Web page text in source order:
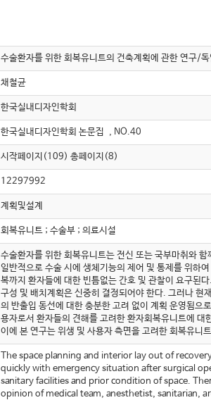
수술환자를 위한 회복유니트의 건축계획에 관한 연
채철균
한국실내디자인학회
한국실내디자인학회 논문집 , NO.40
시작페이지(109) 총페이지(8)
12297992
계획및설계
회복유니트 ; 수술부 ; 의료시설
수술환자를 위한 회복유니트는 전신 또는 국부마취와
일반적으로 수술 시에 생체기능의 제어 및 통제를 위하
복까지 환자들에 대한 빈틈없는 간호 및 관찰이 요구된
구성 및 배치계획은 신중히 결정되어야 한다. 그러나 현
의 반출입 동선에 대한 충분한 고려 없이 계획 운영됨으
용자로서 환자들의 견해를 고려한 환자회복유니트에
이에 본 연구는 위생 및 사용자 측면을 고려한 회복유니
The space planning and interior lay out of
quickly with emergency situation after surgical
sanitary facilities and prior condition of space.
opinion of medical team, anesthetist, sanitarian,